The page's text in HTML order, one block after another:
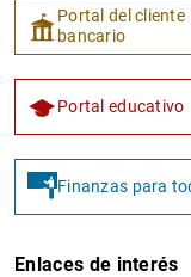
Portal del cliente
bancario
Portal educativo
Finanzas para
Enlaces de interés